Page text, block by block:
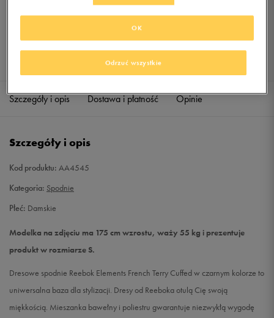
Jeśli artykuł będzie ponownie dostępny, otrzymasz od nas powiadomienie.
Powiadom o dostępności
S Powiadom o dostępności
Sprawdź dostępność w salonach
Szczegóły i opis Dostawa i płatność Opinie
Szczegóły i opis
Kod produktu: AA4545
Kategoria: Spodnie
Płeć: Damskie
Modelka na zdjęciu ma 175 cm wzrostu, waży 55 kg i prezentuje
produkt w rozmiarze S.
Dresowe spodnie Reebok Elements French Terry Cuffed w czarnym kolorze to
uniwersalna baza dla stylizacji. Dresy od Reeboka otulą Cię swoją
miękkością. Mieszanka bawełny i poliestru gwarantuje niezwykłą wygodę
Odrzuć wszystkie
OK